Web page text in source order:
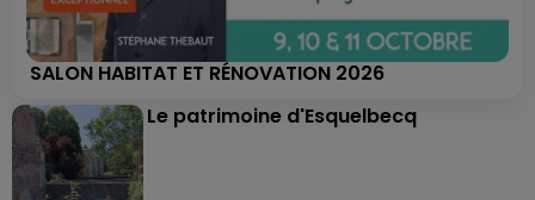
SALON HABITAT ET RÉNOVATION 2026
Le patrimoine d'Esquelbecq